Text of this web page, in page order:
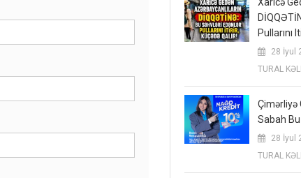
Pullarını
28 İyul
TURAL
Çimərliyə
Sabah
28 İyul
TURAL